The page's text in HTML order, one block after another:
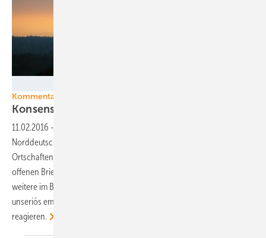
Kommentar Windkraft-Tabuzonen
Konsens mit Windkraftgegnern? Vier
11.02.2016 -
Norddeutschland haben bundesweite große Tabuzonen um
Ortschaften für neue Rotoren gefordert. Sie schrieben deshalb einen
offenen Brief an die Bundeskanzlerin. Ihr Tabuzonenwunsch und
weitere im Brief enthaltene Forderungen lassen sich objektiv nur als
unseriös empfinden – und doch sollten Branche und Politik darauf
reagieren.